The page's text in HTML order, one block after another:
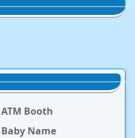
ATM Booth
Baby Name